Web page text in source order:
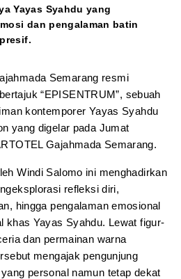
Yayas Syahdu yang
dan pengalaman batin
Semarang resmi
“EPISENTRUM”, sebuah
kontemporer Yayas Syahdu
yang digelar pada Jumat
Gajahmada Semarang.
Windi Salomo ini menghadirkan
refleksi diri,
hingga pengalaman emosional
khas Yayas Syahdu. Lewat figur-
dan permainan warna
mengajak pengunjung
personal namun tetap dekat